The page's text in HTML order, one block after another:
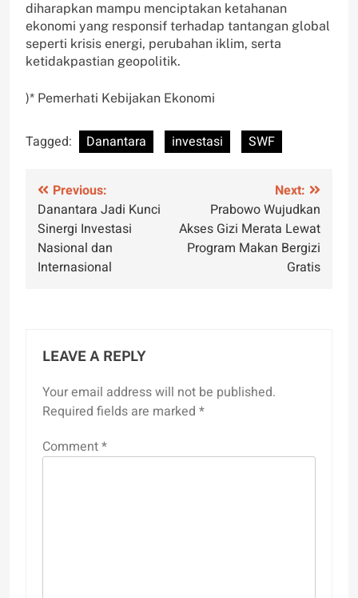
diharapkan mampu menciptakan ketahanan
ekonomi yang responsif terhadap tantangan global
seperti krisis energi, perubahan iklim, serta
ketidakpastian geopolitik.
)* Pemerhati Kebijakan Ekonomi
Tagged: Danantara investasi SWF
Post
navigation
Previous:
Danantara Jadi Kunci
Sinergi Investasi
Nasional dan
Internasional
Next:
Prabowo Wujudkan
Akses Gizi Merata Lewat
Program Makan Bergizi
Gratis
LEAVE A REPLY
Your email address will not be published.
Required fields are marked *
Comment*